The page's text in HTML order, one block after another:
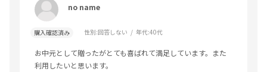
no name
購入確認済み 性別:回答しない 年代:40代
お中元として贈ったがとても喜ばれて満足しています。また
利用したいと思います。